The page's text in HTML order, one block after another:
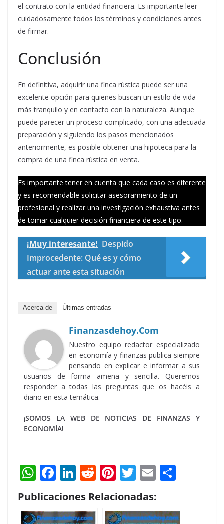
el contrato con la entidad financiera. Es importante leer
cuidadosamente todos los términos y condiciones antes
de firmar.
Conclusión
En definitiva, adquirir una finca rústica puede ser una
excelente opción para quienes buscan un estilo de vida
más tranquilo y en contacto con la naturaleza. Aunque
puede parecer un proceso complicado, con una adecuada
preparación y siguiendo los pasos mencionados
anteriormente, es posible obtener una hipoteca para la
compra de una finca rústica en venta.
Es importante tener en cuenta que cada caso es diferente
y es recomendable solicitar asesoramiento de un
profesional y realizar una investigación exhaustiva antes
de tomar cualquier decisión financiera de este tipo.
¡Muy interesante! Despido
Improcedente: Qué es y cómo
actuar ante esta situación
Acerca de Últimas entradas
Finanzasdehoy.com
Nuestro equipo redactor especializado
en economía y finanzas publica siempre
pensando en explicar e informar a sus
usuarios de forma amena y sencilla. Queremos
responder a todas las preguntas que os hacéis a
diario en esta temática.
¡SOMOS LA WEB DE NOTICIAS DE FINANZAS Y
ECONOMÍA!
W
h
at
F
ac
e
Li
k
R
e
d
Pi
nt
er
T
w
itt
E
ai
Publicaciones Relacionadas: